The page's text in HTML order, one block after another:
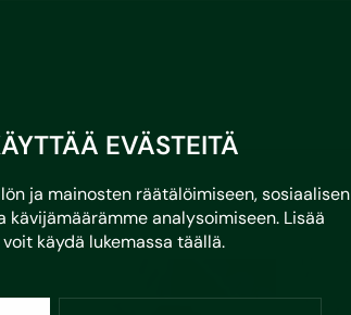
EVÄSTEITÄ
ja mainosten räätälöimiseen, sosiaalisen
analysoimiseen. Lisää
käydä lukemassa täällä.